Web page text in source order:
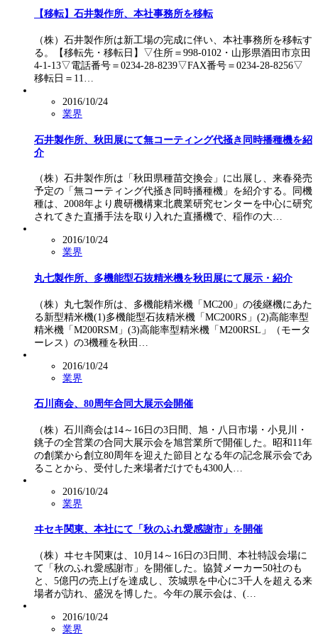
【移転】石井製作所、本社事務所を移転
（株）石井製作所は新工場の完成に伴い、本社事務所を移転す
る。【移転先・移転日】▽住所＝998-0102・山形県酒田市京田
4-1-13▽電話番号＝0234-28-8239▽FAX番号＝0234-28-8256▽
移転日＝11…
2016/10/24
業界
石井製作所、秋田展にて無コーティング代掻き同時播種機を紹
介
（株）石井製作所は「秋田県種苗交換会」に出展し、来春発売
予定の「無コーティング代掻き同時播種機」を紹介する。同機
種は、2008年より農研機構東北農業研究センターを中心に研究
されてきた直播手法を取り入れた直播機で、稲作の大…
2016/10/24
業界
丸七製作所、多機能型石抜精米機を秋田展にて展示・紹介
（株）丸七製作所は、多機能精米機「MC200」の後継機にあた
る新型精米機(1)多機能型石抜精米機「MC200RS」(2)高能率型
精米機「M200RSM」(3)高能率型精米機「M200RSL」（モータ
ーレス）の3機種を秋田…
2016/10/24
業界
石川商会、80周年合同大展示会開催
（株）石川商会は14～16日の3日間、旭・八日市場・小見川・
銚子の全営業の合同大展示会を旭営業所で開催した。昭和11年
の創業から創立80周年を迎えた節目となる年の記念展示会であ
ることから、受付した来場者だけでも4300人…
2016/10/24
業界
ヰセキ関東、本社にて「秋のふれ愛感謝市」を開催
（株）ヰセキ関東は、10月14～16日の3日間、本社特設会場に
て「秋のふれ愛感謝市」を開催した。協賛メーカー50社のも
と、5億円の売上げを達成し、茨城県を中心に3千人を超える来
場者が訪れ、盛況を博した。今年の展示会は、(…
2016/10/24
業界